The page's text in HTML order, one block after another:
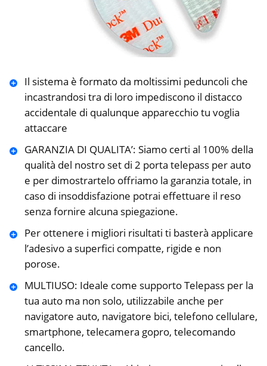
Il sistema è formato da moltissimi peduncoli che
incastrandosi tra di loro impediscono il distacco
accidentale di qualunque apparecchio tu voglia
attaccare
GARANZIA DI QUALITA’: Siamo certi al 100% della
qualità del nostro set di 2 porta telepass per auto
e per dimostrartelo offriamo la garanzia totale, in
caso di insoddisfazione potrai effettuare il reso
senza fornire alcuna spiegazione.
Per ottenere i migliori risultati ti basterà applicare
l’adesivo a superfici compatte, rigide e non
porose.
MULTIUSO: Ideale come supporto Telepass per la
tua auto ma non solo, utilizzabile anche per
navigatore auto, navigatore bici, telefono cellulare,
smartphone, telecamera gopro, telecomando
cancello.